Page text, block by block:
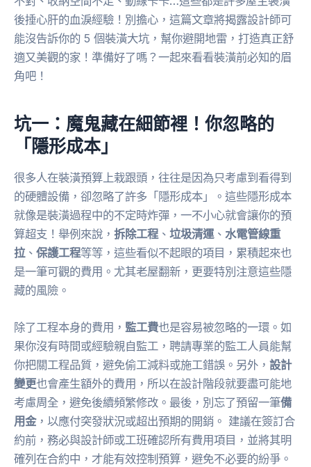
後捶心肝的血淚經驗！別擔心，這篇文章將揭露設計師可
能沒告訴你的 5 個裝潢大坑，幫你避開地雷，打造真正舒
適又美觀的家！準備好了嗎？一起來看看裝潢前必知的眉
角吧！
坑一：魔鬼藏在細節裡！你忽略的
「隱形成本」
很多人在裝潢預算上栽跟頭，往往是因為只考慮到看得到
的硬體設備，卻忽略了許多「隱形成本」。這些隱形成本
就像是裝潢過程中的不定時炸彈，一不小心就會讓你的預
算超支！舉例來說， 拆除工程、 垃圾清運、 水電管線重
拉、 保護工程等等，這些看似不起眼的項目，累積起來也
是一筆可觀的費用。尤其老屋翻新，更要特別注意這些隱
藏的風險。
除了工程本身的費用， 監工費也是容易被忽略的一環。如
果你沒有時間或經驗親自監工，聘請專業的監工人員能幫
你把關工程品質，避免偷工減料或施工錯誤。另外， 設計
變更也會產生額外的費用，所以在設計階段就要盡可能地
考慮周全，避免後續頻繁修改。最後，別忘了預留一筆備
用金，以應付突發狀況或超出預期的開銷。 建議在簽訂合
約前，務必與設計師或工班確認所有費用項目，並將其明
確列在合約中，才能有效控制預算，避免不必要的紛爭。